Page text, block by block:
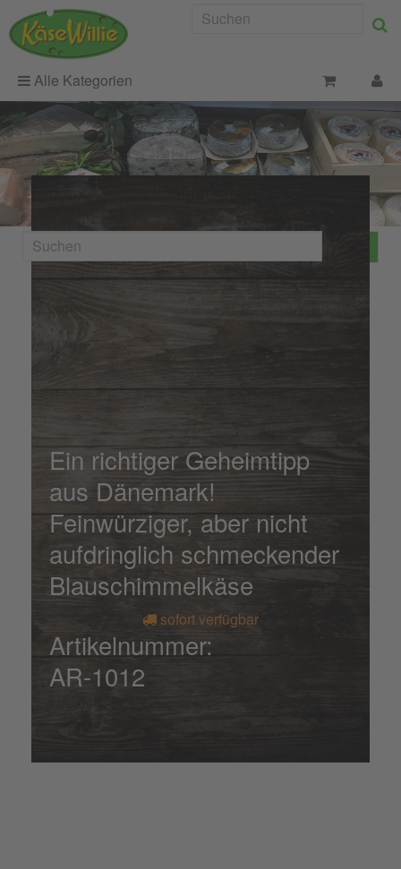
Alle Kategorien
Blaue Kornblume
Bio
Ein richtiger Geheimtipp
aus Dänemark!
Feinwürziger, aber nicht
aufdringlich schmeckender
Blauschimmelkäse
sofort verfügbar
Artikelnummer:
AR-1012